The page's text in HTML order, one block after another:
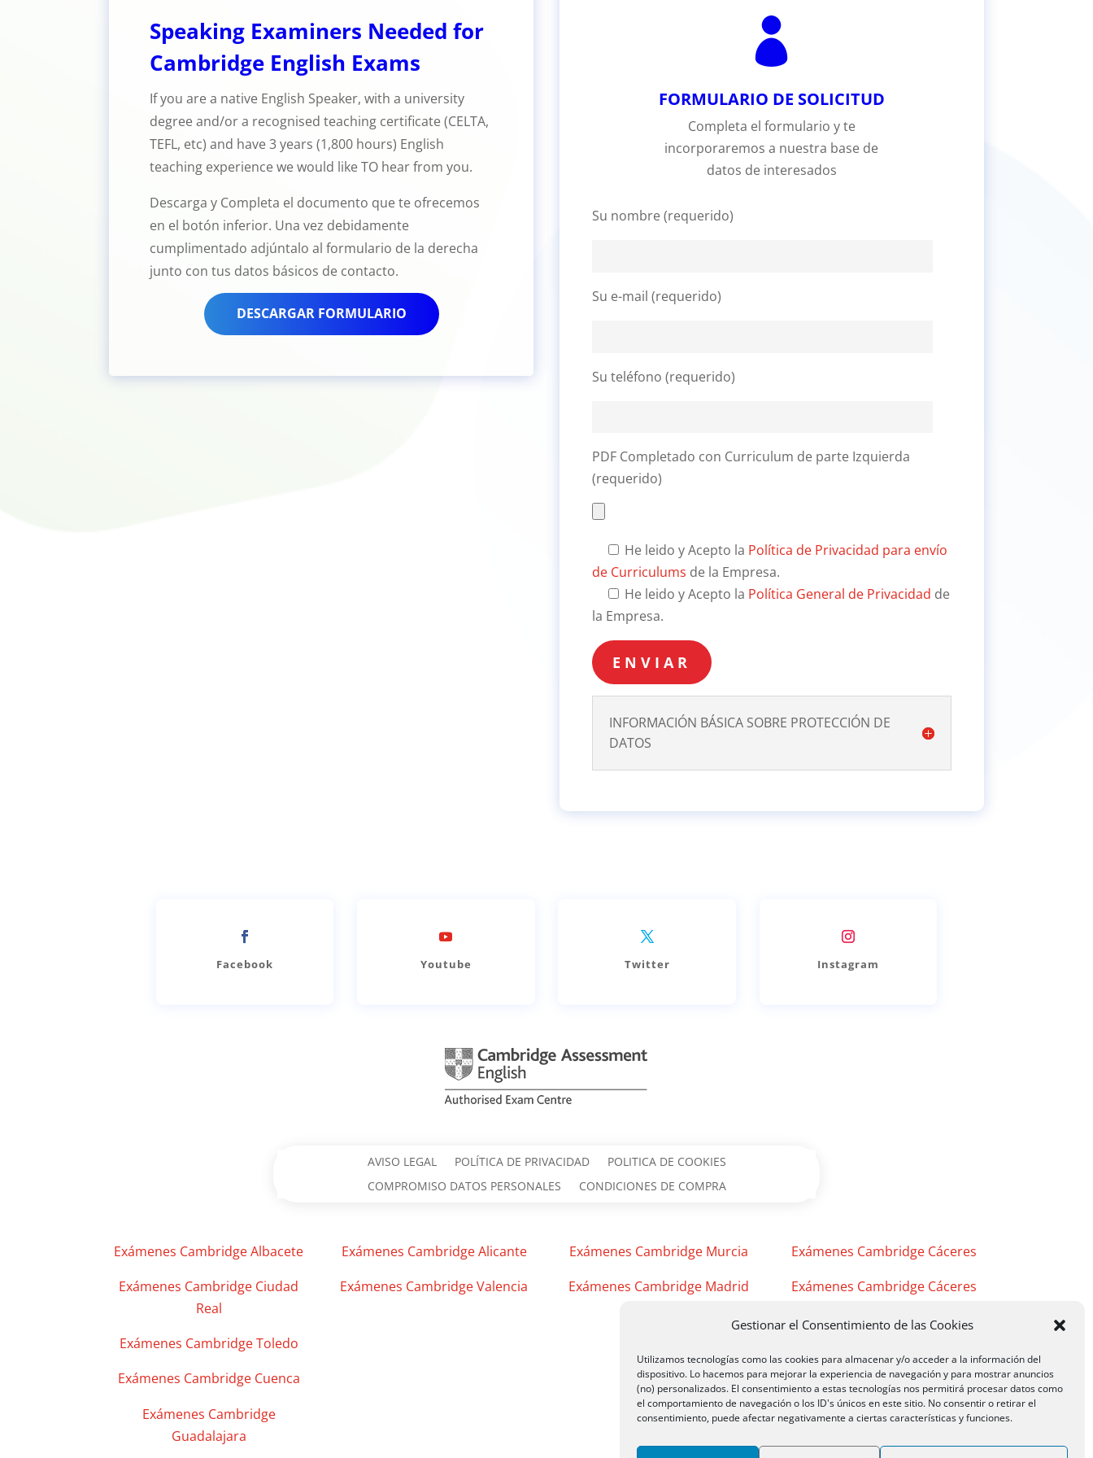
Gestionar el Consentimiento de las Cookies
Utilizamos tecnologías como las cookies para almacenar y/o acceder a la información del
dispositivo. Lo hacemos para mejorar la experiencia de navegación y para mostrar anuncios
(no) personalizados. El consentimiento a estas tecnologías nos permitirá procesar datos como
el comportamiento de navegación o los ID's únicos en este sitio. No consentir o retirar el
consentimiento, puede afectar negativamente a ciertas características y funciones.
Speaking Examiners Needed for
Cambridge English Exams
If you are a native English Speaker, with a university
degree and/or a recognised teaching certificate (CELTA,
TEFL, etc) and have 3 years (1,800 hours) English
teaching experience we would like TO hear from you.
Descarga y Completa el documento que te ofrecemos
en el botón inferior. Una vez debidamente
cumplimentado adjúntalo al formulario de la derecha
junto con tus datos básicos de contacto.
DESCARGAR FORMULARIO

FORMULARIO DE SOLICITUD
Completa el formulario y te
incorporaremos a nuestra base de
datos de interesados
Su nombre (requerido)
Su e-mail (requerido)
Su teléfono (requerido)
PDF Completado con Curriculum de parte Izquierda
(requerido)
He leido y Acepto la Política de Privacidad para envío
de Curriculums de la Empresa.
He leido y Acepto la Política General de Privacidad de
la Empresa.
INFORMACIÓN BÁSICA SOBRE PROTECCIÓN DE
DATOS
Facebook Youtube Twitter Instagram
AVISO LEGAL POLÍTICA DE PRIVACIDAD
POLITICA DE COOKIES
COMPROMISO DATOS PERSONALES
CONDICIONES DE COMPRA
Exámenes Cambridge Albacete
Exámenes Cambridge Ciudad
Real
Exámenes Cambridge Toledo
Exámenes Cambridge Cuenca
Exámenes Cambridge
Guadalajara
Exámenes Cambridge Alicante
Exámenes Cambridge Valencia
Exámenes Cambridge Murcia
Exámenes Cambridge Madrid
Exámenes Cambridge Cáceres
Exámenes Cambridge Cáceres
Exámenes Cambridge Mérida